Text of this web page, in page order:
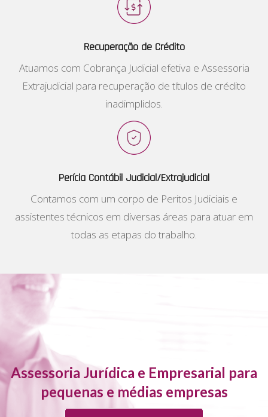
Recuperação de Crédito
Atuamos com Cobrança Judicial efetiva e Assessoria
Extrajudicial para recuperação de títulos de crédito
inadimplidos.
Perícia Contábil Judicial/Extrajudicial
Contamos com um corpo de Peritos Judiciais e
assistentes técnicos em diversas áreas para atuar em
todas as etapas do trabalho.
Assessoria Jurídica e Empresarial para
pequenas e médias empresas